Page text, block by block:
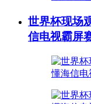
世界杯现场
信电视霸屏